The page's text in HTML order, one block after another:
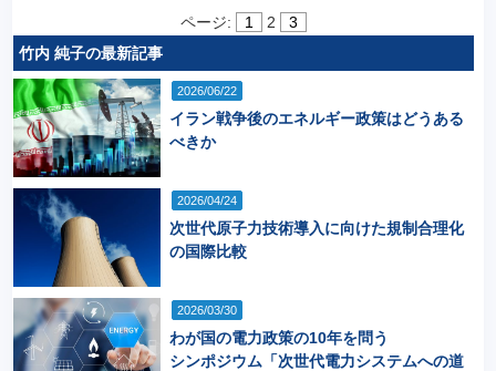
ページ: 1 2
3
竹内 純子の最新記事
2026/06/22
イラン戦争後のエネルギー政策はどうある
べきか
2026/04/24
次世代原子力技術導入に向けた規制合理化
の国際比較
2026/03/30
わが国の電力政策の10年を問う
シンポジウム「次世代電力システムへの道